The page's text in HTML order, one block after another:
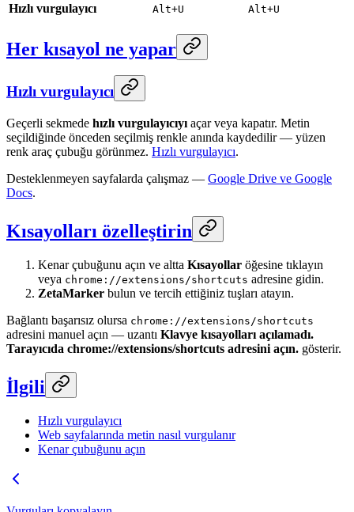
Hızlı vurgulayıcı Alt+U Alt+U
Her kısayol ne yapar
Hızlı vurgulayıcı
Geçerli sekmede hızlı vurgulayıcıyı açar veya kapatır. Metin
seçildiğinde önceden seçilmiş renkle anında kaydedilir — yüzen
renk araç çubuğu görünmez. Hızlı vurgulayıcı.
Desteklenmeyen sayfalarda çalışmaz — Google Drive ve Google
Docs.
Kısayolları özelleştirin
Kenar çubuğunu açın ve altta Kısayollar öğesine tıklayın
veya chrome://extensions/shortcuts adresine gidin.
ZetaMarker bulun ve tercih ettiğiniz tuşları atayın.
Bağlantı başarısız olursa chrome://extensions/shortcuts
adresini manuel açın — uzantı Klavye kısayolları açılamadı.
Tarayıcıda chrome://extensions/shortcuts adresini açın. gösterir.
İlgili
Hızlı vurgulayıcı
Web sayfalarında metin nasıl vurgulanır
Kenar çubuğunu açın